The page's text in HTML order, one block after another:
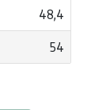
48,4
54